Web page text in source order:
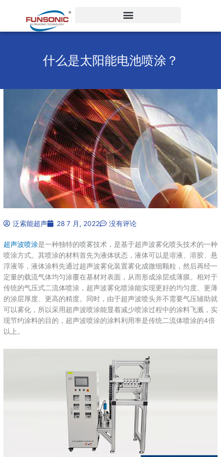
什么是太阳能电池喷涂？
泛索能超声 28 7 月, 2022 没有评论
超声波喷涂是一种独特的喷雾技术，是基于超声波雾化喷头技术的一种
喷涂方式。其喷涂的材料首先为液体状态，液体可以是溶液、溶胶、悬
浮液等，液体涂料先通过超声波雾化装置雾化成微细颗粒，然后再经一
定量的载流气体均匀涂覆在基材对表面，从而形成涂层或薄膜。相对于
传统的气压式二流体喷涂，超声波雾化喷涂能实现更好的均匀度、更薄
的涂层厚度、更高的精度。同时，由于超声波喷头并不需要气压辅助就
可以雾化，所以采用超声波喷涂能显着减少喷涂过程中的涂料飞溅，实
现节约涂料的目的，超声波喷涂的涂料利用率是传统二流体喷涂的4倍
以上。